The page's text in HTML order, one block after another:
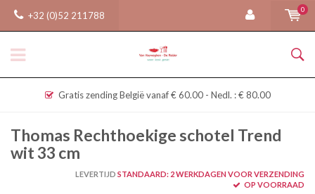
+32 (0)52 211788
0
Gratis zending België vanaf € 60.00 - Nedl. : € 80.00
Thomas Rechthoekige schotel Trend
wit 33 cm
LEVERTIJD STANDAARD: 2 WERKDAGEN VOOR VERZENDING
OP VOORRAAD